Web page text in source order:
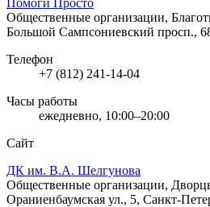
Общественные организации,
Большой Сампсониевский просп.,
Телефон
+7 (812) 241-14-04
Часы работы
ежедневно, 10:00–20:00
Сайт
ДК им. В.А. Шелгунова
Общественные организации,
Ораниенбаумская ул., 5, Санкт-